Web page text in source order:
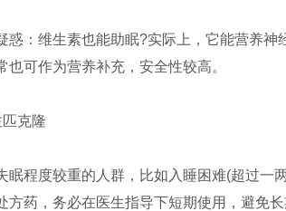
惑：维生素也能助眠?实际上，它能营养
也可作为营养补充，安全性较高。
匹克隆
眠程度较重的人群，比如入睡困难(超过一
方药，务必在医生指导下短期使用，避免长